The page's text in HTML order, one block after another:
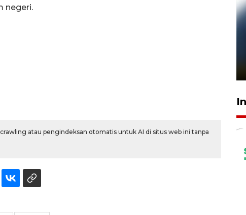
negeri.
atau pengindeksan otomatis untuk AI di situs web ini tanpa